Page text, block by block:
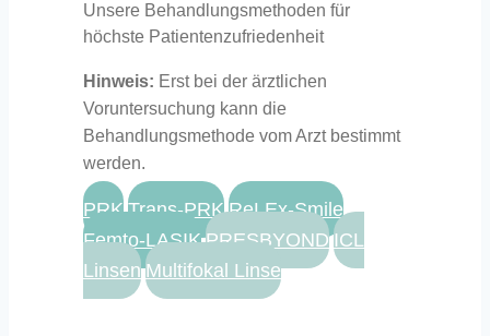
Unsere Behandlungsmethoden für
höchste Patientenzufriedenheit
Hinweis: Erst bei der ärztlichen
Voruntersuchung kann die
Behandlungsmethode vom Arzt bestimmt
werden.
PRK Trans-PRK ReLEx-Smile
Femto-LASIK PRESBYOND ICL
Linsen Multifokal Linse